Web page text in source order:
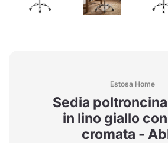
Estosa Home
Sedia
in lino giallo
cromata -